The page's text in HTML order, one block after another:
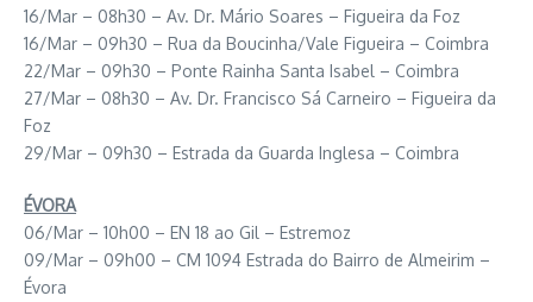
16/Mar – 08h30 – Av. Dr. Mário Soares – Figueira da Foz
16/Mar – 09h30 – Rua da Boucinha/Vale Figueira – Coimbra
22/Mar – 09h30 – Ponte Rainha Santa Isabel – Coimbra
27/Mar – 08h30 – Av. Dr. Francisco Sá Carneiro – Figueira da
Foz
29/Mar – 09h30 – Estrada da Guarda Inglesa – Coimbra
ÉVORA
06/Mar – 10h00 – EN 18 ao Gil – Estremoz
09/Mar – 09h00 – CM 1094 Estrada do Bairro de Almeirim –
Évora